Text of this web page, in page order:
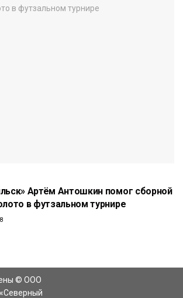
Артём Антошкин помог сборной
в футзальном турнире
© ООО